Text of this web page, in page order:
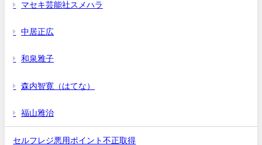
マセキ芸能社スメハラ
中居正広
和泉雅子
森内智寛（はてな）
福山雅治
セルフレジ悪用ポイント不正取得